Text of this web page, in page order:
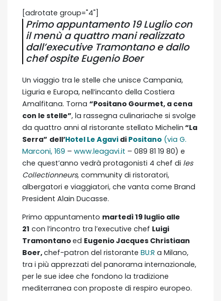
[adrotate group="4"]
Primo appuntamento 19 Luglio con
il menù a quattro mani realizzato
dall’executive Tramontano e dallo
chef ospite Eugenio Boer
Un viaggio tra le stelle che unisce Campania,
Liguria e Europa, nell’incanto della Costiera
Amalfitana. Torna “Positano Gourmet, a cena
con le stelle”, la rassegna culinariache si svolge
da quattro anni al ristorante stellato Michelin “La
Serra” dell’Hotel Le Agavi di Positano (via G.
Marconi, 169 – www.leagavi.it – 089 81 19 80) e
che quest’anno vedrà protagonisti 4 chef di les
Collectionneurs, community di ristoratori,
albergatori e viaggiatori, che vanta come Brand
President Alain Ducasse.
Primo appuntamento martedì 19 luglio alle
21 con l’incontro tra l’executive chef Luigi
Tramontanoed Eugenio Jacques Christiaan
Boer,chef-patron del ristorante BU:R a Milano,
tra i più apprezzati del panorama internazionale,
per le sue idee che fondono la tradizione
mediterranea con proposte di respiro europeo.